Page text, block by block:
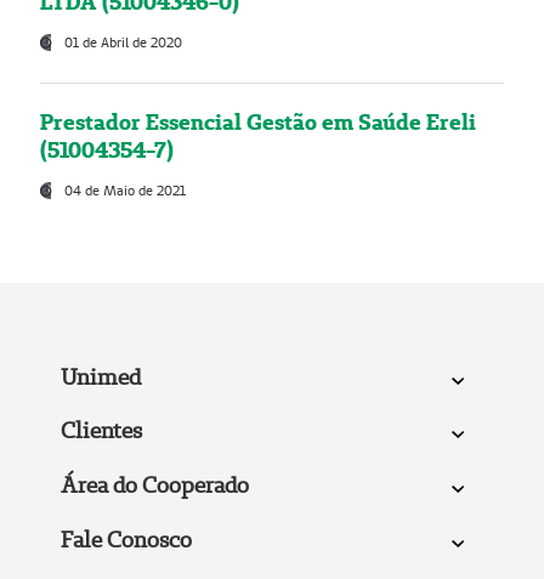
01 de Abril de 2020
Prestador Essencial Gestão em Saúde Ereli
(51004354-7)
04 de Maio de 2021
Unimed
Clientes
Área do Cooperado
Fale Conosco